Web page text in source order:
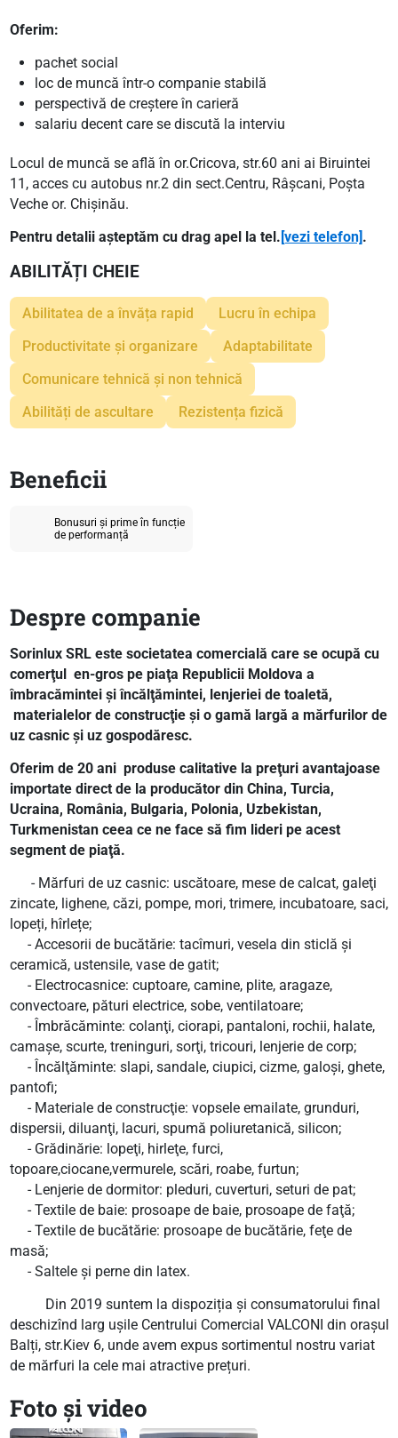
Oferim:
pachet social
loc de muncă într-o companie stabilă
perspectivă de creștere în carieră
salariu decent care se discută la interviu
Locul de muncă se află în or.Cricova, str.60 ani ai Biruintei
11, acces cu autobus nr.2 din sect.Centru, Râșcani, Poșta
Veche or. Chișinău.
Pentru detalii așteptăm cu drag apel la tel. [vezi telefon].
ABILITĂȚI CHEIE
Abilitatea de a învăța rapid
Lucru în echipa
Productivitate și organizare
Adaptabilitate
Comunicare tehnică și non tehnică
Abilități de ascultare
Rezistența fizică
Beneficii
Bonusuri și prime în funcție
de performanță
Despre companie
Sorinlux SRL este societatea comercială care se ocupă cu
comerţul en-gros pe piaţa Republicii Moldova a
îmbracămintei şi încălţămintei, lenjeriei de toaletă,
materialelor de construcţie şi o gamă largă a mărfurilor de
uz casnic şi uz gospodăresc.
Oferim de 20 ani produse calitative la preţuri avantajoase
importate direct de la producător din China, Turcia,
Ucraina, România, Bulgaria, Polonia, Uzbekistan,
Turkmenistan ceea ce ne face să fim lideri pe acest
segment de piaţă.
- Mărfuri de uz casnic: uscătoare, mese de calcat, galeţi
zincate, lighene, căzi, pompe, mori, trimere, incubatoare, saci,
lopeți, hîrlețe;
- Accesorii de bucătărie: tacîmuri, vesela din sticlă şi
ceramică, ustensile, vase de gatit;
- Electrocasnice: cuptoare, camine, plite, aragaze,
convectoare, pături electrice, sobe, ventilatoare;
- Îmbrăcăminte: colanţi, ciorapi, pantaloni, rochii, halate,
camaşe, scurte, treninguri, sorţi, tricouri, lenjerie de corp;
- Încălţăminte: slapi, sandale, ciupici, cizme, galoşi, ghete,
pantofi;
- Materiale de construcţie: vopsele emailate, grunduri,
dispersii, diluanţi, lacuri, spumă poliuretanică, silicon;
- Grădinărie: lopeţi, hirleţe, furci,
topoare,ciocane,vermurele, scări, roabe, furtun;
- Lenjerie de dormitor: pleduri, cuverturi, seturi de pat;
- Textile de baie: prosoape de baie, prosoape de faţă;
- Textile de bucătărie: prosoape de bucătărie, feţe de
masă;
- Saltele şi perne din latex.
Din 2019 suntem la dispoziția și consumatorului final
deschizînd larg ușile Centrului Comercial VALCONI din orașul
Balți, str.Kiev 6, unde avem expus sortimentul nostru variat
de mărfuri la cele mai atractive prețuri.
Foto și video